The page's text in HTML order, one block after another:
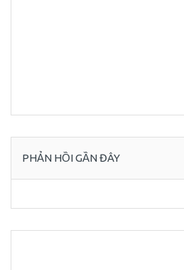
PHẢN HỒI GẦN ĐÂY